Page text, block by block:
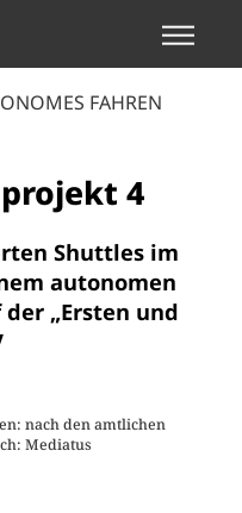
FAHREN
4
Shuttles im
autonomen
„Ersten und
nach den amtlichen
Mediatus